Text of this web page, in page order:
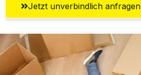
Jetzt unverbindlich anfragen